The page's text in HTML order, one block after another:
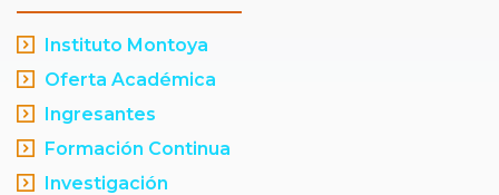
Instituto Montoya
Oferta Académica
Ingresantes
Formación Continua
Investigación